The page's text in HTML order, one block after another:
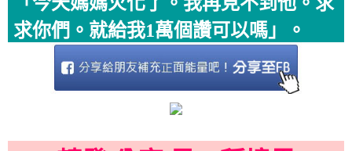
求你們。就給我1萬個讚可以嗎」。